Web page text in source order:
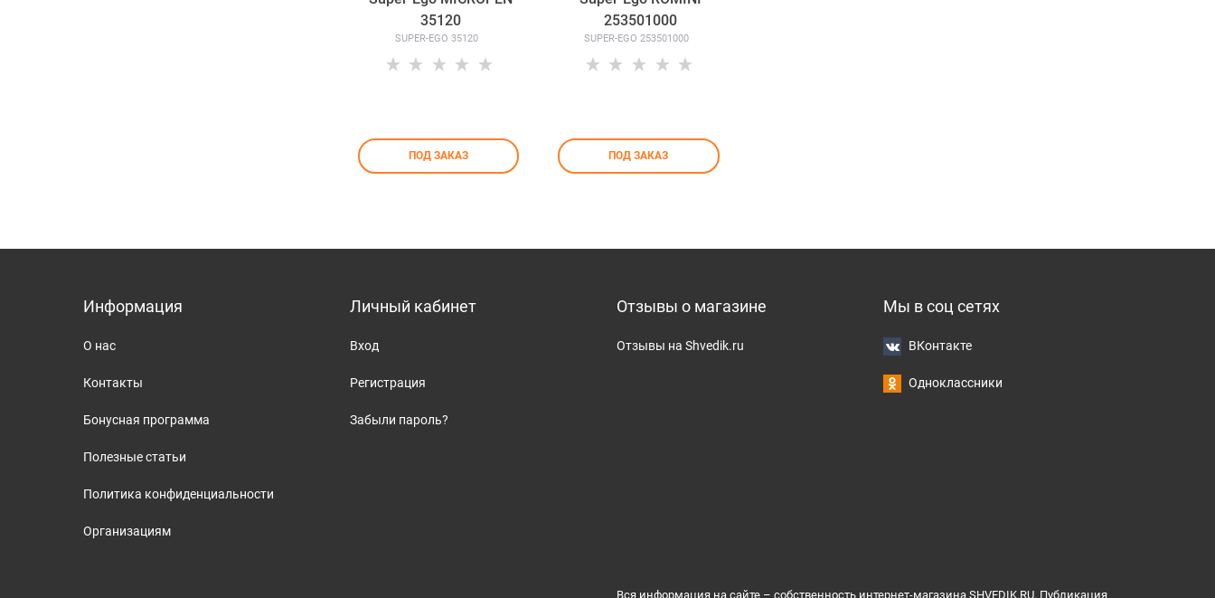
35120
SUPER-EGO 35120
ПОД ЗАКАЗ
253501000
SUPER-EGO 253501000
ПОД ЗАКАЗ
Информация
О нас
Контакты
Бонусная программа
Полезные статьи
Политика конфиденциальности
Организациям
Личный кабинет
Вход
Регистрация
Забыли пароль?
Отзывы о магазине
Отзывы на Shvedik.ru
Мы в соц сетях
ВКонтакте
Одноклассники
Вся информация на сайте – собственность интернет-магазина SHVEDIK.RU. Публикация